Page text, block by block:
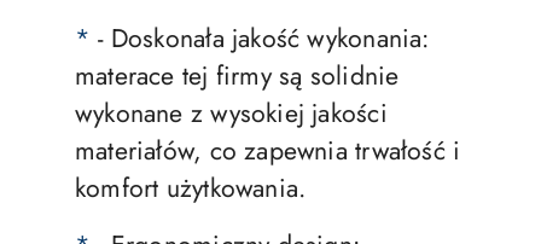
* - Doskonała jakość wykonania:
materace tej firmy są solidnie
wykonane z wysokiej jakości
materiałów, co zapewnia trwałość i
komfort użytkowania.